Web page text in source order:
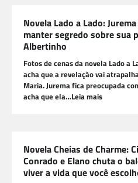
Novela Lado a Lado:
manter segredo sobre sua
Albertinho
Fotos de cenas da novela Lado a
acha que a revelação vai
Maria. Jurema fica preocupada
acha que ela…Leia mais
Novela Cheias de Charme:
Conrado e Elano chuta o
viver a vida que você